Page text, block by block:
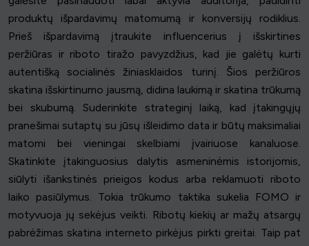
produktų išpardavimų matomumą ir konversijų rodiklius.
Prieš išpardavimą įtraukite influencerius į išskirtines
peržiūras ir riboto tiražo pavyzdžius, kad jie galėtų kurti
autentišką socialinės žiniasklaidos turinį. Šios peržiūros
skatina išskirtinumo jausmą, didina laukimą ir skatina trūkumą
bei skubumą. Suderinkite strateginį laiką, kad įtakingųjų
pranešimai sutaptų su jūsų išleidimo data ir būtų maksimaliai
matomi bei vieningai skelbiami įvairiuose kanaluose.
Skatinkite įtakinguosius dalytis asmeninėmis istorijomis,
siūlyti išankstinės prieigos kodus arba reklamuoti riboto
laiko pasiūlymus. Tokia trūkumo taktika sukelia FOMO ir
motyvuoja jų sekėjus veikti. Ribotų kiekių ar mažų atsargų
pabrėžimas skatina interneto pirkėjus pirkti greitai. Taip pat